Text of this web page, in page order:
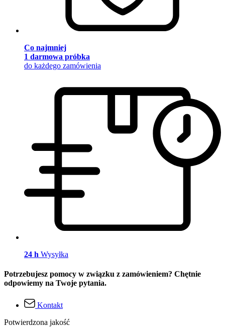
Co najmniej
1 darmowa próbka
do każdego zamówienia
24 h Wysyłka
Potrzebujesz pomocy w związku z zamówieniem? Chętnie
odpowiemy na Twoje pytania.
Kontakt
Potwierdzona jakość